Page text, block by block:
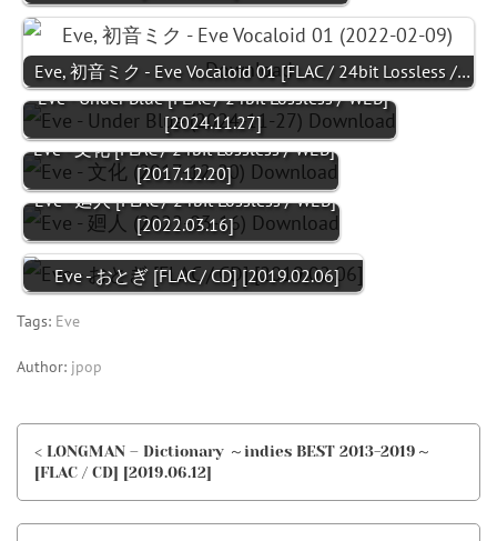
Eve, 初音ミク - Eve Vocaloid 01 [FLAC / 24bit Lossless /…
Eve - Under Blue [FLAC / 24bit Lossless / WEB]
[2024.11.27]
Eve - 文化 [FLAC / 24bit Lossless / WEB]
[2017.12.20]
Eve - 廻人 [FLAC / 24bit Lossless / WEB]
[2022.03.16]
Eve - おとぎ [FLAC / CD] [2019.02.06]
Tags: Eve
Author: jpop
< LONGMAN – Dictionary ～indies BEST 2013-2019～
[FLAC / CD] [2019.06.12]